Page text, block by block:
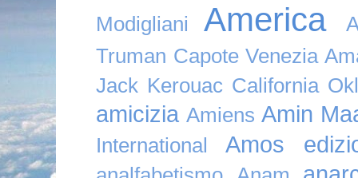
Modigliani
America
Truman Capote Venezia
Jack Kerouac California
amicizia Amiens Amin
International Amos